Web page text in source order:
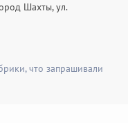
Шахты, ул.
что запрашивали